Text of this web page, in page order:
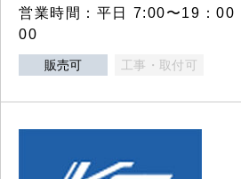
営業時間：平日 7:00〜19：
00
販売可 工事・取付可